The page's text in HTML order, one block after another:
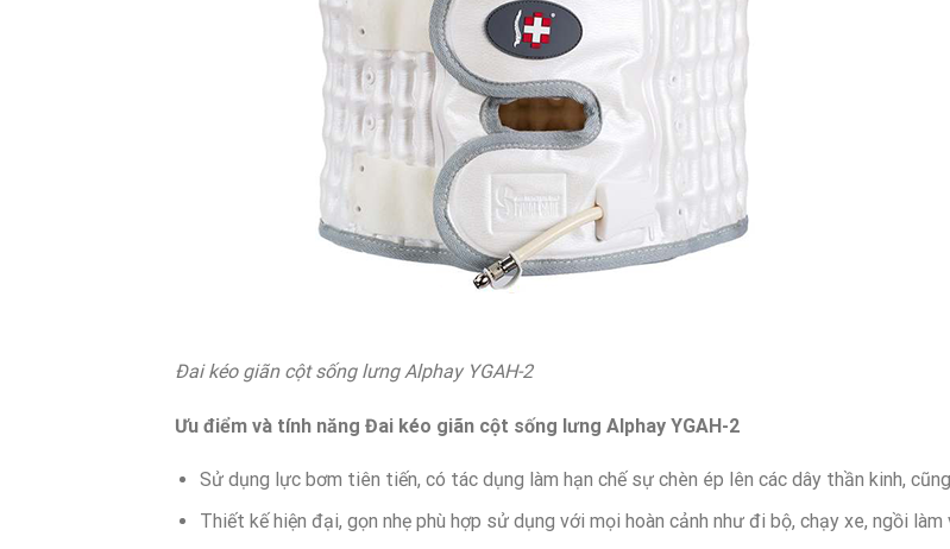
Đai kéo giãn cột sống lưng Alphay YGAH-2
Ưu điểm và tính năng Đai kéo giãn cột sống lưng Alphay YGAH-2
Sử dụng lực bơm tiên tiến, có tác dụng làm hạn chế sự chèn ép lên các dây thần kinh,
Thiết kế hiện đại, gọn nhẹ phù hợp sử dụng với mọi hoàn cảnh như đi bộ, chạy xe, ngồi làm